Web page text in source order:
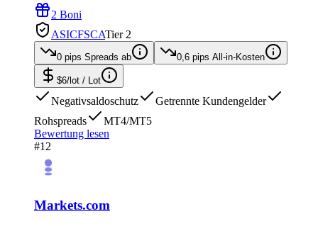
2 Boni
ASICFSCATier 2
0 pips Spreads ab 0,6 pips All-in-Kosten
$6/lot / Lot
Negativsaldoschutz
Getrennte Kundengelder
Rohspreads
MT4/MT5
Bewertung lesen
#12
Markets.com